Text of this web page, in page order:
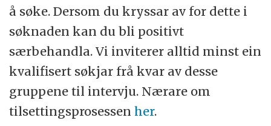
å søke. Dersom du kryssar av for dette i
søknaden kan du bli positivt
særbehandla. Vi inviterer alltid minst ein
kvalifisert søkjar frå kvar av desse
gruppene til intervju. Nærare om
tilsettingsprosessenher.